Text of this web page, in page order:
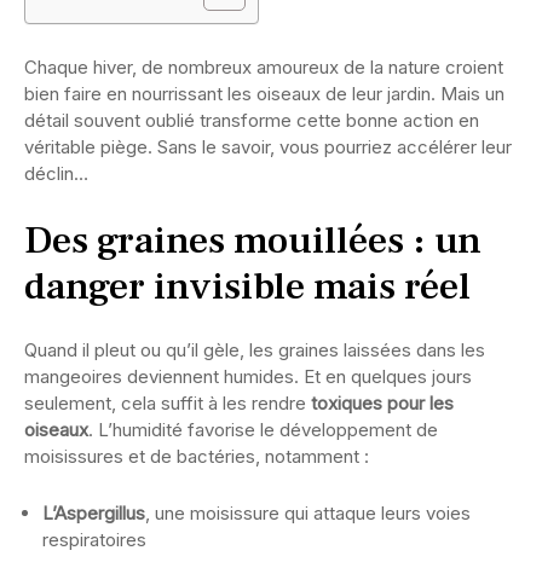
Chaque hiver, de nombreux amoureux de la nature croient
bien faire en nourrissant les oiseaux de leur jardin. Mais un
détail souvent oublié transforme cette bonne action en
véritable piège. Sans le savoir, vous pourriez accélérer leur
déclin…
Des graines mouillées : un
danger invisible mais réel
Quand il pleut ou qu’il gèle, les graines laissées dans les
mangeoires deviennent humides. Et en quelques jours
seulement, cela suffit à les rendre toxiques pour les
oiseaux. L’humidité favorise le développement de
moisissures et de bactéries, notamment :
L’Aspergillus, une moisissure qui attaque leurs voies
respiratoires